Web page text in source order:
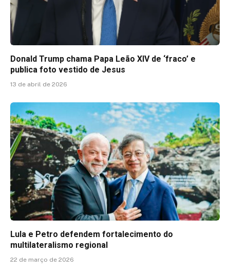
Donald Trump chama Papa Leão XIV de ‘fraco’ e
publica foto vestido de Jesus
13 de abril de 2026
Lula e Petro defendem fortalecimento do
multilateralismo regional
22 de março de 2026